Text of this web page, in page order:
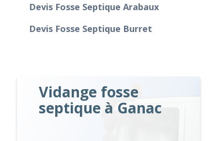
Devis Fosse Septique Arabaux
Devis Fosse Septique Burret
Vidange fosse
septique à Ganac